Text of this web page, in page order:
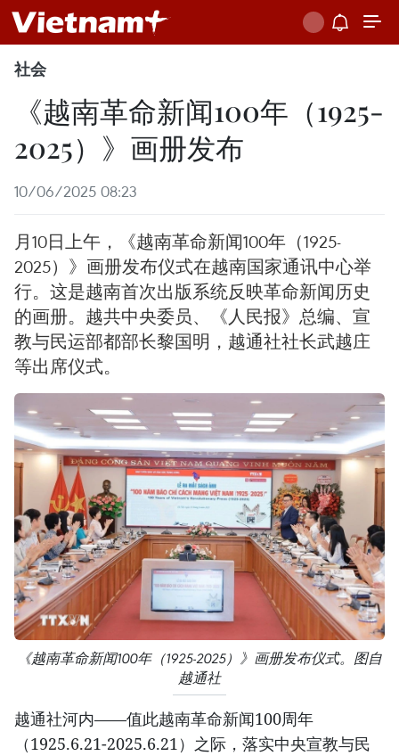
社会
《越南革命新闻100年（1925-
2025）》画册发布
10/06/2025 08:23
月10日上午，《越南革命新闻100年（1925-
2025）》画册发布仪式在越南国家通讯中心举
行。这是越南首次出版系统反映革命新闻历史
的画册。越共中央委员、《人民报》总编、宣
教与民运部都部长黎国明，越通社社长武越庄
等出席仪式。
《越南革命新闻100年（1925-2025）》画册发布仪式。图自
越通社
越通社河内——值此越南革命新闻100周年
（1925.6.21-2025.6.21）之际，落实中央宣教与民